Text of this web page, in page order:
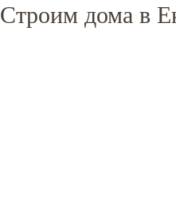
Строим дома в